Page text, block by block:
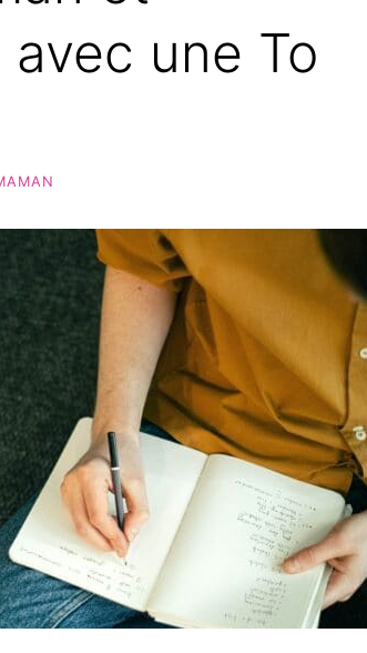
une To